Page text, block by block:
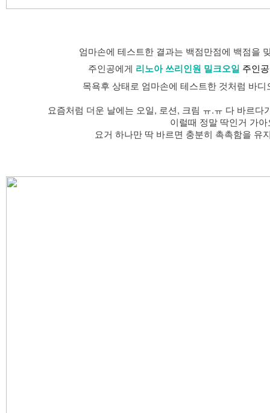
엄마손에 테스트한 결과는 백점만점에 백점을
주인공에게 리노아 쓰리인원 밀크오일 주인
목욕후 상태로 엄마손에 테스트한 것처럼 바
요즘처럼 더운 날에는 오일, 로션, 크림 ㅠ.ㅠ 다 바르다
이럴때 정말 딱인거 가아
요거 하나만 딱 바르면 충분히 촉촉함을 유